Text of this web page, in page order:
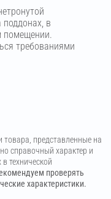
в
помещении.
требованиями
товара, представленные на
справочный характер и
технической
проверять
характеристики.